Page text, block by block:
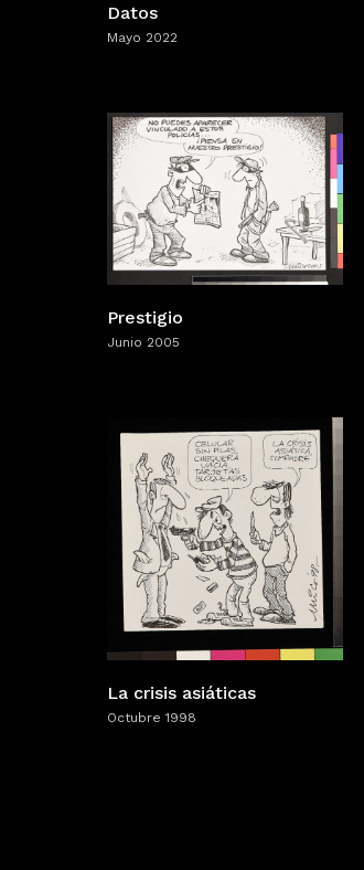
Datos
Mayo 2022
Prestigio
Junio 2005
La crisis asiáticas
Octubre 1998